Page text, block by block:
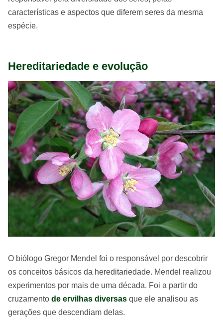
características e aspectos que diferem seres da mesma
espécie.
Hereditariedade e evolução
O biólogo Gregor Mendel foi o responsável por descobrir
os conceitos básicos da hereditariedade. Mendel realizou
experimentos por mais de uma década. Foi a partir do
cruzamento de ervilhas diversas que ele analisou as
gerações que descendiam delas.